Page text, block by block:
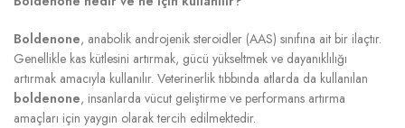
Boldenone, anabolik androjenik steroidler (AAS) sınıfına ait bir ilaçtır.
Genellikle kas kütlesini artırmak, gücü yükseltmek ve dayanıklılığı
artırmak amacıyla kullanılır. Veterinerlik tıbbında atlarda da kullanılan
boldenone, insanlarda vücut geliştirme ve performans artırma
amaçları için yaygın olarak tercih edilmektedir.